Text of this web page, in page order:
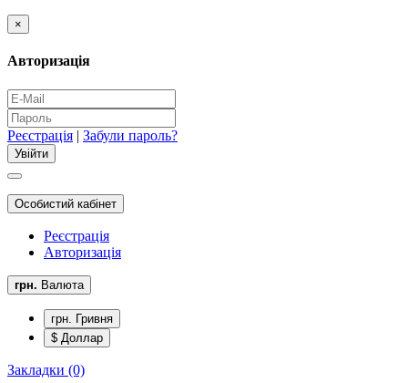
×
Авторизація
Реєстрація | Забули пароль?
Особистий кабінет
Реєстрація
Авторизація
грн. Валюта
грн. Гривня
$ Доллар
Закладки (0)